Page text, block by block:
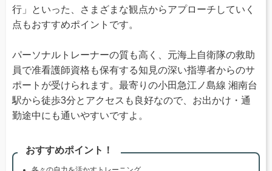
行」といった、さまざまな観点からアプローチしていく
点もおすすめポイントです。
パーソナルトレーナーの質も高く、元海上自衛隊の救助
員で准看護師資格も保有する知見の深い指導者からのサ
ポートが受けられます。最寄りの小田急江ノ島線 湘南台
駅から徒歩3分とアクセスも良好なので、お出かけ・通
勤途中にも通いやすいですよ。
おすすめポイント！